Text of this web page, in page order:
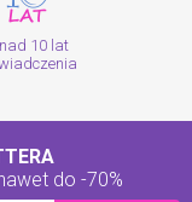
10 lat
do -70%